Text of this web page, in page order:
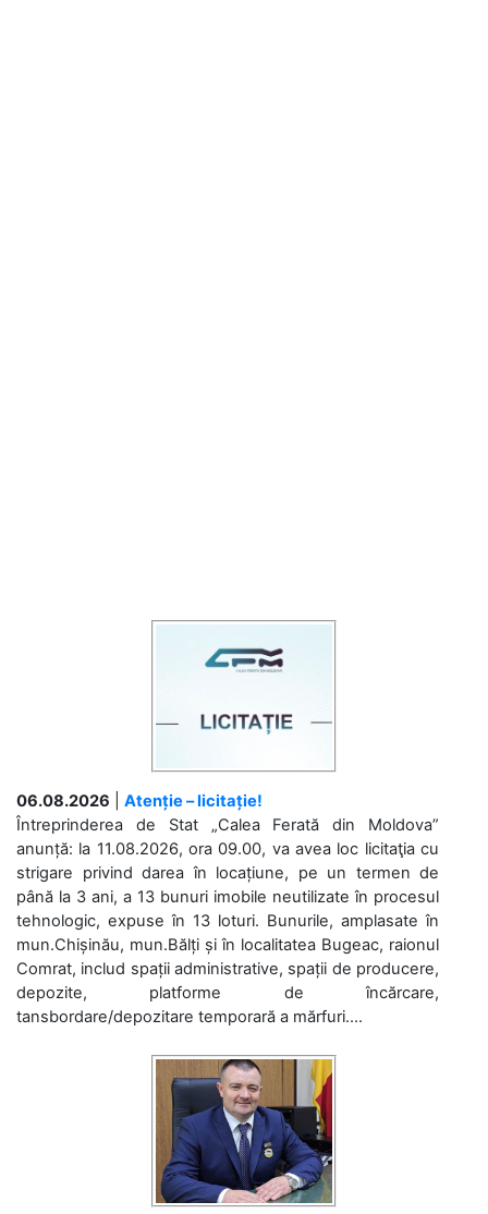
06.08.2026
Atenție – licitație!
Întreprinderea de Stat „Calea Ferată din Moldova”
anunță: la 11.08.2026, ora 09.00, va avea loc licitaţia cu
strigare privind darea în locațiune, pe un termen de
până la 3 ani, a 13 bunuri imobile neutilizate în procesul
tehnologic, expuse în 13 loturi. Bunurile, amplasate în
mun.Chișinău, mun.Bălți și în localitatea Bugeac, raionul
Comrat, includ spații administrative, spații de producere,
depozite, platforme de încărcare,
tansbordare/depozitare temporară a mărfuri....